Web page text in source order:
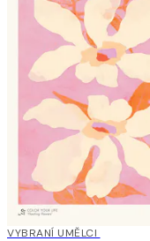
40%*
VYBRANÍ UMĚLCI